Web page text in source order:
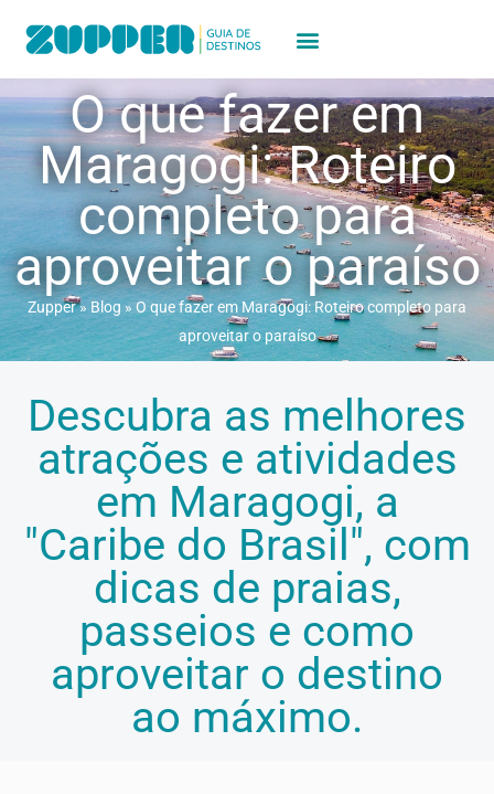
O que fazer em
Maragogi: Roteiro
completo para
aproveitar o paraíso
Zupper» Blog »O que fazer em Maragogi: Roteiro completo para
aproveitar o paraíso
Descubra as melhores
atrações e atividades
em Maragogi, a
"Caribe do Brasil", com
dicas de praias,
passeios e como
aproveitar o destino
ao máximo.